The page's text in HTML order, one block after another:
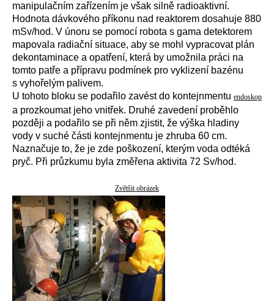
manipulačním zařízením je však silně radioaktivní.
Hodnota dávkového příkonu nad reaktorem dosahuje 880
mSv/hod. V únoru se pomocí robota s gama detektorem
mapovala radiační situace, aby se mohl vypracovat plán
dekontaminace a opatření, která by umožnila práci na
tomto patře a přípravu podmínek pro vyklizení bazénu
s vyhořelým palivem.
U tohoto bloku se podařilo zavést do kontejnmentu endoskop
a prozkoumat jeho vnitřek. Druhé zavedení proběhlo
později a podařilo se při něm zjistit, že výška hladiny
vody v suché části kontejnmentu je zhruba 60 cm.
Naznačuje to, že je zde poškození, kterým voda odtéká
pryč. Při průzkumu byla změřena aktivita 72 Sv/hod.
Zvětšit obrázek